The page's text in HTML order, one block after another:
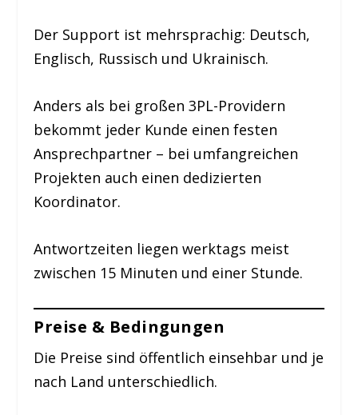
Der Support ist mehrsprachig: Deutsch,
Englisch, Russisch und Ukrainisch.
Anders als bei großen 3PL-Providern
bekommt jeder Kunde einen festen
Ansprechpartner – bei umfangreichen
Projekten auch einen dedizierten
Koordinator.
Antwortzeiten liegen werktags meist
zwischen 15 Minuten und einer Stunde.
Preise & Bedingungen
Die Preise sind öffentlich einsehbar und je
nach Land unterschiedlich.